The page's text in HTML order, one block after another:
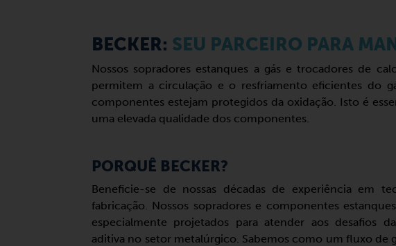
BECKER: SEU PARCEIRO PARA
Nossos sopradores estanques a gás e trocadores de
permitem a circulação e o resfriamento eficientes do
componentes estejam protegidos da oxidação. Isto é
uma elevada qualidade dos componentes.
PORQUÊ BECKER?
Beneficie-se de nossas décadas de experiência em
fabricação. Nossos sopradores e componentes
especialmente projetados para atender aos desafios
aditiva no setor metalúrgico. Sabemos como um fluxo de